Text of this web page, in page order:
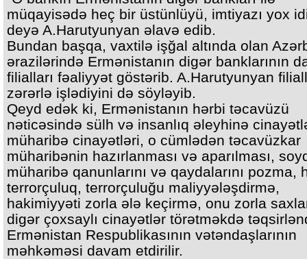
müqayisədə heç bir üstünlüyü, imtiyazı yox
deyə A.Harutyunyan əlavə edib.
Bundan başqa, vaxtilə işğal altında olan
ərazilərində Ermənistanın digər banklarının
filialları fəaliyyət göstərib. A.Harutyunyan
zərərlə işlədiyini də söyləyib.
Qeyd edək ki, Ermənistanın hərbi təcavüzü
nəticəsində sülh və insanlıq əleyhinə
müharibə cinayətləri, o cümlədən təcavüzkar
müharibənin hazırlanması və aparılması,
müharibə qanunlarını və qaydalarını pozma,
terrorçuluq, terrorçuluğu maliyyələşdirmə,
hakimiyyəti zorla ələ keçirmə, onu zorla
digər çoxsaylı cinayətlər törətməkdə
Ermənistan Respublikasının vətəndaşlarının
məhkəməsi davam etdirilir.